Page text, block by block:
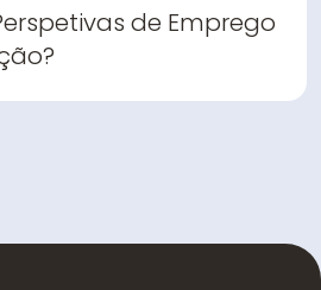
de Emprego